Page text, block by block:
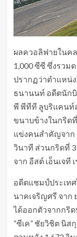
ผลควอลิฟายในค
1,000 ซีซี ซึ่งรวม
ปรากฏว่าตำแหน่
ธนานนท์ อดีตนักบิ
พี พีทีที ลูบริแคนท์
ขนาบข้างในกริด
แข่งคนสำคัญจาก
วินาที ส่วนกริดที่ 3
จาก อีสต์ เอ็นเจที
อดีตแชมป์ประเท
นาคเจริญศรี จาก
ได้ออกตัวจากกริด
“ซีเค” ชัยวิชิต นิส